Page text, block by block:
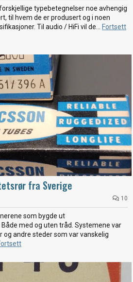
typebetegnelser noe avhengig
til hvem de er produsert og i noen
Til audio / HiFi vil de... Fortsett
fra Sverige
10
som bygde ut
med og uten tråd. Systemene var
andre steder som var vanskelig